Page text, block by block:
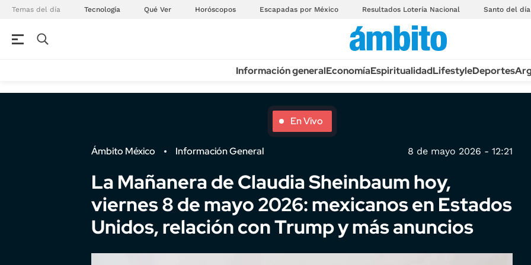
Temas del día Tecnología Qué Ver Horóscopos Escapadas por México Resultados Lotería Nacional Santo del día
Información generalEconomíaEspiritualidadLifestyleDeportes
En Vivo
Ámbito México Información General 8 de mayo 2026 - 12:21
La Mañanera de Claudia Sheinbaum hoy,
viernes 8 de mayo 2026: mexicanos en Estados
Unidos, relación con Trump y más anuncios